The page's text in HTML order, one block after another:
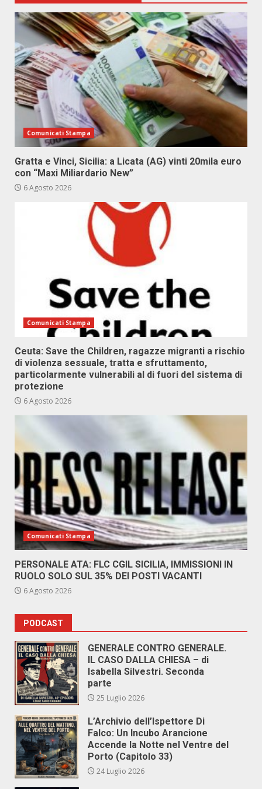
Comunicati Stampa
Gratta e Vinci, Sicilia: a Licata (AG) vinti 20mila euro
con “Maxi Miliardario New”
6 Agosto 2026
Comunicati Stampa
Ceuta: Save the Children, ragazze migranti a rischio
di violenza sessuale, tratta e sfruttamento,
particolarmente vulnerabili al di fuori del sistema di
protezione
6 Agosto 2026
Comunicati Stampa
PERSONALE ATA: FLC CGIL SICILIA, IMMISSIONI IN
RUOLO SOLO SUL 35% DEI POSTI VACANTI
6 Agosto 2026
PODCAST
GENERALE CONTRO GENERALE.
IL CASO DALLA CHIESA – di
Isabella Silvestri. Seconda
parte
25 Luglio 2026
L’Archivio dell’Ispettore Di
Falco: Un Incubo Arancione
Accende la Notte nel Ventre del
Porto (Capitolo 33)
24 Luglio 2026